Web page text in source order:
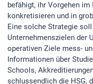
befähigt, ihr Vorgehen im
konkretisieren und in
Eine solche Strategie
Unternehmenszielen der
operativen Ziele mess-
Informationen über
Schools,
schlussendlich die HSG,